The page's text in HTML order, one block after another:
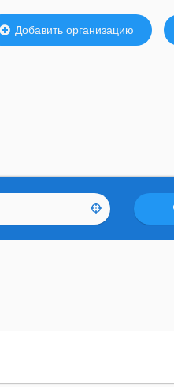
Добавить организацию